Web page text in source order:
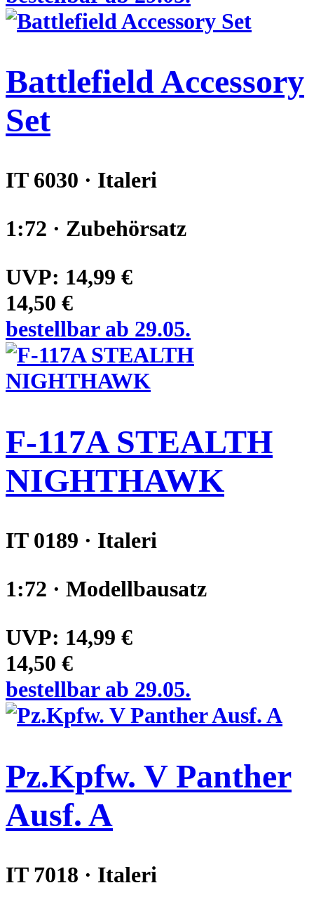
Battlefield Accessory
Set
IT 6030 · Italeri
1:72 · Zubehörsatz
UVP: 14,99 €
14,50 €
bestellbar ab 29.05.
F-117A STEALTH
NIGHTHAWK
IT 0189 · Italeri
1:72 · Modellbausatz
UVP: 14,99 €
14,50 €
bestellbar ab 29.05.
Pz.Kpfw. V Panther
Ausf. A
IT 7018 · Italeri